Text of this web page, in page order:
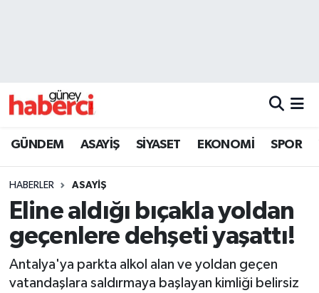
GÜNDEM ASAYİŞ SİYASET EKONOMİ SPOR
HABERLER ASAYİŞ
Eline aldığı bıçakla yoldan
geçenlere dehşeti yaşattı!
Antalya'ya parkta alkol alan ve yoldan geçen
vatandaşlara saldırmaya başlayan kimliği belirsiz
Beyoğlu Trafik Yoğunluk Haritası
Son Dakika Haberleri
Haber Arşivi